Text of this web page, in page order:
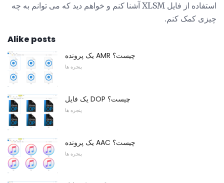
استفاده از فایل XLSM آشنا کنم و خواهم دید که می توانم به چه
چیزی کمک کنم.
Alike posts
یک پرونده AMR چیست؟
پنجره ها
یک فایل DOP چیست؟
پنجره ها
یک پرونده AAC چیست؟
پنجره ها